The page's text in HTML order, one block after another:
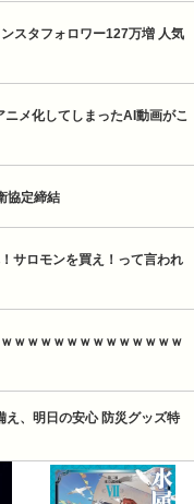
スタフォロワー127万増 人気
ニメ化してしまったAI動画がこ
協定締結
サロモンを買え！って言われ
ｗｗｗｗｗｗｗｗｗｗｗｗｗ
、明日の安心 防災グッズ特